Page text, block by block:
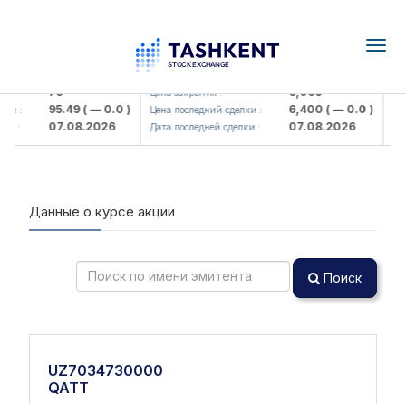
79
95.49( — 0.0 )
07.08.2026
UZMK (<O'zmetkombinat> AJ)
Цена закрытия : 6,099
Цена последний сделки : 6,400( — 0.0 )
Дата последней сделки : 07.08.2026
Данные о курсе акции
Поиск
UZ7034730000
QATT